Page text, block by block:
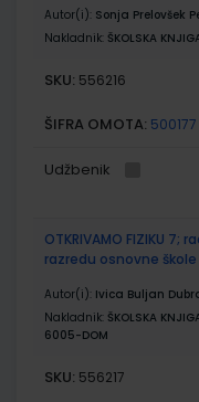
Autor(i): Sonja Prelovšek
Nakladnik: ŠKOLSKA
SKU: 556216
ŠIFRA OMOTA: 500177
Udžbenik
OTKRIVAMO FIZIKU
razredu osnovne škole
Autor(i): Ivica Buljan
Nakladnik: ŠKOLSKA
6005-DOM
SKU: 556217